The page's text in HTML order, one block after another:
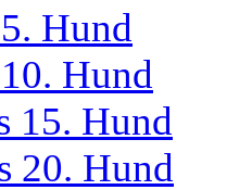
Hund
Hund
15. Hund
20. Hund